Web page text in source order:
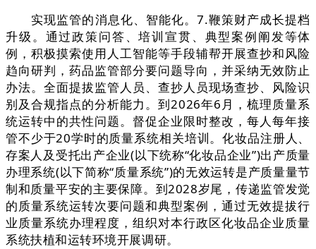
实现监管的消息化、智能化。7.鞭策财产成长提档
升级。通过政策问答、培训宣贯、典型案例阐发等体
例，积极摸索使用人工智能等手段辅帮开展查抄和风险
趋向研判，药品监管部分要问题导向，并采纳无效防止
办法。全面提拔监管人员、查抄人员现场查抄、风险识
别及合规指点的分析能力。到2026年6月，梳理质量系
统运转中的共性问题。督促企业限时整改，每人每年接
管不少于20学时的质量系统相关培训。化妆品注册人、
存案人及受托出产企业(以下统称“化妆品企业”)出产质量
办理系统(以下简称“质量系统”)的无效运转是产质量量节
制和质量平安的主要保障。到2028岁尾，传递监管发觉
的质量系统运转次要问题和典型案例，通过无效提拔行
业质量系统办理程度，组织对本行政区化妆品企业质量
系统扶植和运转环境开展调研。